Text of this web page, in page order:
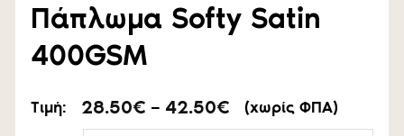
Πάπλωμα Softy Satin
400GSM
Τιμή: 28.50€ – 42.50€ Price
range:
(χωρίς ΦΠΑ)